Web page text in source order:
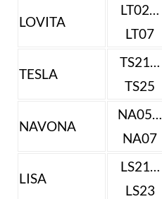
LOVITA
LT02…
LT07
TESLA
TS21…
TS25
NAVONA
NA05…
NA07
LISA
LS21…
LS23